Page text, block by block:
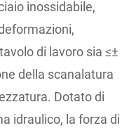
inossidabile,
di lavoro sia ≤±
della scanalatura
Dotato di
idraulico, la forza di